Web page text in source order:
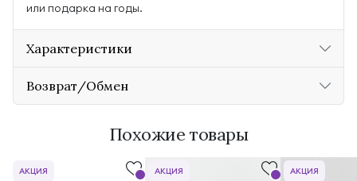
или подарка на годы.
Характеристики
Возврат/Обмен
Похожие товары
АКЦИЯ АКЦИЯ АКЦИЯ